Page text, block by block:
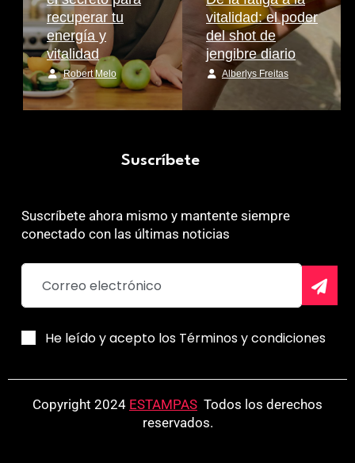
recuperar tu
energía y
vitalidad
Robert Melo
vitalidad: el poder
del shot de
jengibre diario
Alberlys Freitas
Suscríbete
Suscríbete ahora mismo y mantente siempre
conectado con las últimas noticias
He leído y acepto los Términos y condiciones
Copyright 2024 ESTAMPAS Todos los derechos
reservados.